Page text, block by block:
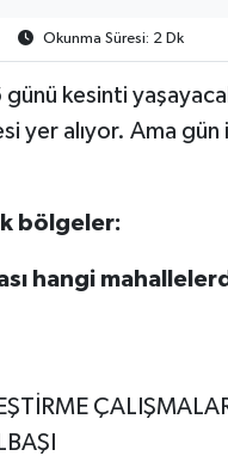
Okunma Süresi: 2 Dk
kesinti
yer alıyor. Ama
bölgeler:
hangi